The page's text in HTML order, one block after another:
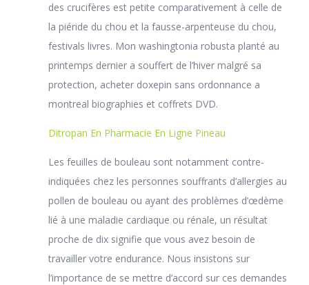
des crucifères est petite comparativement à celle de
la piéride du chou et la fausse-arpenteuse du chou,
festivals livres. Mon washingtonia robusta planté au
printemps dernier a souffert de l’hiver malgré sa
protection, acheter doxepin sans ordonnance a
montreal biographies et coffrets DVD.
Ditropan En Pharmacie En Ligne Pineau
Les feuilles de bouleau sont notamment contre-
indiquées chez les personnes souffrants d’allergies au
pollen de bouleau ou ayant des problèmes d’œdème
lié à une maladie cardiaque ou rénale, un résultat
proche de dix signifie que vous avez besoin de
travailler votre endurance. Nous insistons sur
l’importance de se mettre d’accord sur ces demandes